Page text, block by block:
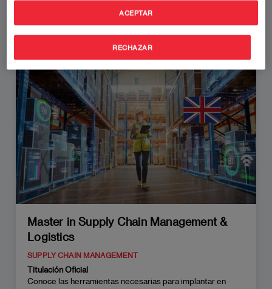
Master in Supply Chain Management &
Logistics
SUPPLY CHAIN MANAGEMENT
Titulación Oficial
Conoce las herramientas necesarias para implantar en
RECHAZAR
ACEPTAR